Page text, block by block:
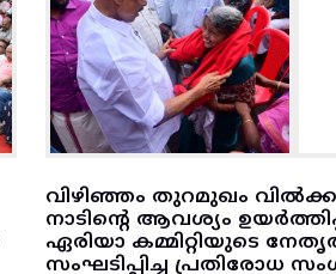
വിഴിഞ്ഞം തുറമുഖം
നാടിൻ്റെ ആവശ്യം
ഏരിയാ കമ്മിറ്റിയുടെ
സംഘടിപ്പിച്ച പ്രതിരോധ